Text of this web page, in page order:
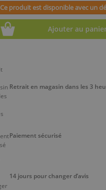
Ce produit est disponible avec un
Ajouter au
Retrait en magasin dans les 3
Paiement sécurisé
14 jours pour changer d’avis